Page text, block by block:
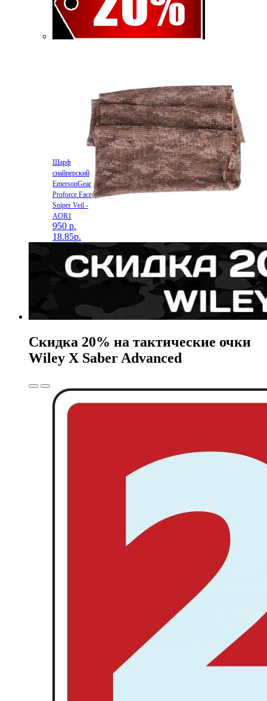
Шарф
снайперский
EmersonGear
Proforce Face
Sniper Veil -
AOR1
950 р.
18.85р.
Скидка 20% на тактические очки
Wiley X Saber Advanced